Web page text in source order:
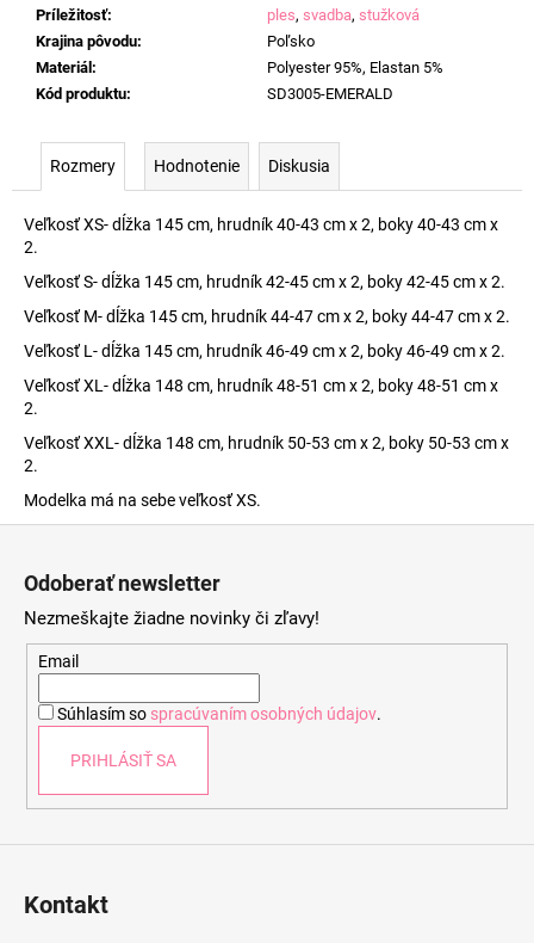
Príležitosť: ples, svadba, stužková
Krajina pôvodu:
Poľsko
Materiál :
Polyester 95%, Elastan 5%
Kód produktu: SD3005-EMERALD
Rozmery Hodnotenie Diskusia
Veľkosť XS- dĺžka 145 cm, hrudník 40-43 cm x 2, boky 40-43 cm x
2.
Veľkosť S- dĺžka 145 cm, hrudník 42-45 cm x 2, boky 42-45 cm x 2.
Veľkosť M- dĺžka 145 cm, hrudník 44-47 cm x 2, boky 44-47 cm x 2.
Veľkosť L- dĺžka 145 cm, hrudník 46-49 cm x 2, boky 46-49 cm x 2.
Veľkosť XL- dĺžka 148 cm, hrudník 48-51 cm x 2, boky 48-51 cm x
2.
Veľkosť XXL- dĺžka 148 cm, hrudník 50-53 cm x 2, boky 50-53 cm x
2.
Modelka má na sebe veľkosť XS.
Odoberať newsletter
Nezmeškajte žiadne novinky či zľavy!
Email
Súhlasím so spracúvaním osobných údajov.
PRIHLÁSIŤ SA
Kontakt